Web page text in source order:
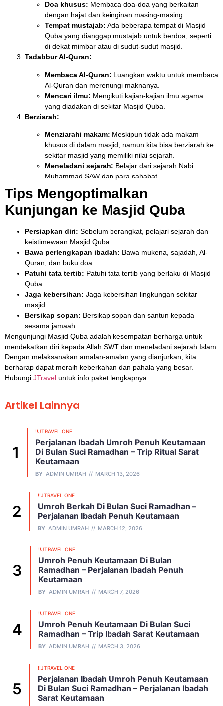
Doa khusus: Membaca doa-doa yang berkaitan
dengan hajat dan keinginan masing-masing.
Tempat mustajab: Ada beberapa tempat di Masjid
Quba yang dianggap mustajab untuk berdoa, seperti
di dekat mimbar atau di sudut-sudut masjid.
Tadabbur Al-Quran:
Membaca Al-Quran: Luangkan waktu untuk membaca
Al-Quran dan merenungi maknanya.
Mencari ilmu: Mengikuti kajian-kajian ilmu agama
yang diadakan di sekitar Masjid Quba.
Berziarah:
Menziarahi makam: Meskipun tidak ada makam
khusus di dalam masjid, namun kita bisa berziarah ke
sekitar masjid yang memiliki nilai sejarah.
Meneladani sejarah: Belajar dari sejarah Nabi
Muhammad SAW dan para sahabat.
Tips Mengoptimalkan
Kunjungan ke Masjid Quba
Persiapkan diri: Sebelum berangkat, pelajari sejarah dan
keistimewaan Masjid Quba.
Bawa perlengkapan ibadah: Bawa mukena, sajadah, Al-
Quran, dan buku doa.
Patuhi tata tertib: Patuhi tata tertib yang berlaku di Masjid
Quba.
Jaga kebersihan: Jaga kebersihan lingkungan sekitar
masjid.
Bersikap sopan: Bersikap sopan dan santun kepada
sesama jamaah.
Mengunjungi Masjid Quba adalah kesempatan berharga untuk
mendekatkan diri kepada Allah SWT dan meneladani sejarah Islam.
Dengan melaksanakan amalan-amalan yang dianjurkan, kita
berharap dapat meraih keberkahan dan pahala yang besar.
Hubungi JTravel untuk info paket lengkapnya.
Artikel Lainnya
!!JTRAVEL ONE
Perjalanan Ibadah Umroh Penuh Keutamaan
Di Bulan Suci Ramadhan – Trip Ritual Sarat
Keutamaan
BY ADMIN UMRAH MARCH 13, 2026
!!JTRAVEL ONE
Umroh Berkah Di Bulan Suci Ramadhan –
Perjalanan Ibadah Penuh Keutamaan
BY ADMIN UMRAH MARCH 12, 2026
!!JTRAVEL ONE
Umroh Penuh Keutamaan Di Bulan
Ramadhan – Perjalanan Ibadah Penuh
Keutamaan
BY ADMIN UMRAH MARCH 7, 2026
!!JTRAVEL ONE
Umroh Penuh Keutamaan Di Bulan Suci
Ramadhan – Trip Ibadah Sarat Keutamaan
BY ADMIN UMRAH MARCH 3, 2026
!!JTRAVEL ONE
Perjalanan Ibadah Umroh Penuh Keutamaan
Di Bulan Suci Ramadhan – Perjalanan Ibadah
Sarat Keutamaan